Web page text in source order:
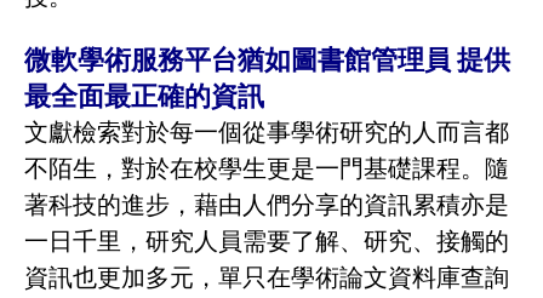
微軟學術服務平台猶如圖書館管理員 提供
最全面最正確的資訊
文獻檢索對於每一個從事學術研究的人而言都
不陌生，對於在校學生更是一門基礎課程。隨
著科技的進步，藉由人們分享的資訊累積亦是
一日千里，研究人員需要了解、研究、接觸的
資訊也更加多元，單只在學術論文資料庫查詢